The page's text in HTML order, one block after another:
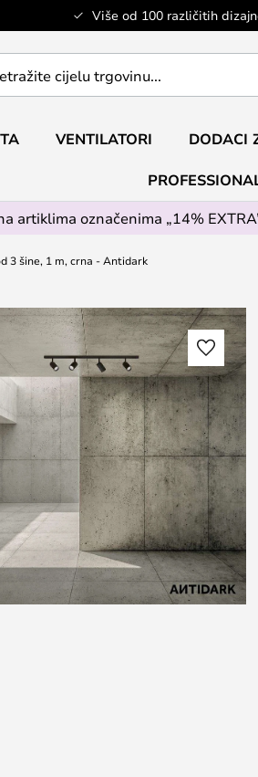
Više od 100 različitih
VENTILATORI DODACI
artiklima označenima „14%
3 šine, 1 m, crna - Antidark